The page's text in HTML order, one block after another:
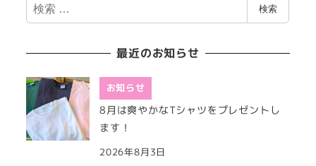
検
索
検索
最近のお知らせ
お知らせ
8月は爽やかなTシャツをプレゼントし
ます！
2026年8月3日